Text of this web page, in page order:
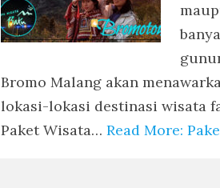
Bromo Malang akan
lokasi-lokasi destinasi wisata
Paket Wisata… Read More: